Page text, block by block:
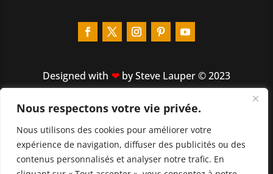
Nous respectons votre vie privée.
Nous utilisons des cookies pour améliorer votre
expérience de navigation, diffuser des publicités ou des
contenus personnalisés et analyser notre trafic. En
Designed with by Steve Lauper © 2023
LIENS RAPIDES
ACCUEIL
À PROPOS